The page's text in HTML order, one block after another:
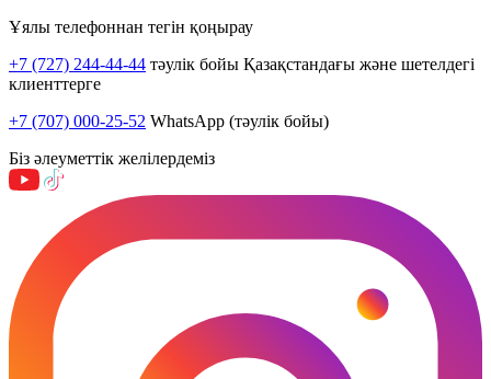
Ұялы телефоннан тегін қоңырау
+7 (727) 244-44-44 тәулік бойы Қазақстандағы және шетелдегі
клиенттерге
+7 (707) 000-25-52 WhatsApp (тәулік бойы)
Біз әлеуметтік желілердеміз